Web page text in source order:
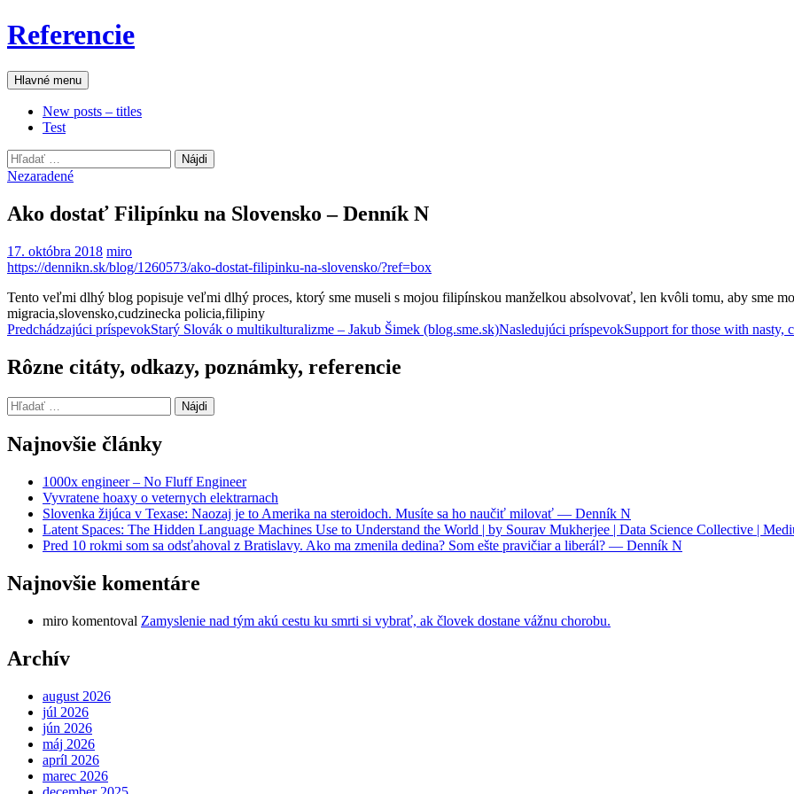
Preskočiť
na
Referencie
Hľadať
Hlavné menu
New posts – titles
Test
Hľadať:
Nezaradené
Ako dostať Filipínku na Slovensko – Denník N
17. októbra 2018 miro
https://dennikn.sk/blog/1260573/ako-dostat-filipinku-na-slovensko/?ref=box
Tento veľmi dlhý blog popisuje veľmi dlhý proces, ktorý sme museli s mojou filipínskou manželkou absolvovať, len kvôli tomu, aby sme
migracia,slovensko,cudzinecka policia,filipiny
Navigácia
článkami
Predchádzajúci príspevokStarý Slovák o multikulturalizme – Jakub Šimek (blog.sme.sk)Nasledujúci príspevokSupport for those with nasty,
Rôzne citáty, odkazy, poznámky, referencie
Hľadať:
Najnovšie články
1000x engineer – No Fluff Engineer
Vyvratene hoaxy o veternych elektrarnach
Slovenka žijúca v Texase: Naozaj je to Amerika na steroidoch. Musíte sa ho naučiť milovať — Denník N
Latent Spaces: The Hidden Language Machines Use to Understand the World | by Sourav Mukherjee | Data Science Collective |
Pred 10 rokmi som sa odsťahoval z Bratislavy. Ako ma zmenila dedina? Som ešte pravičiar a liberál? — Denník N
Najnovšie komentáre
miro komentoval Zamyslenie nad tým akú cestu ku smrti si vybrať, ak človek dostane vážnu chorobu.
Archív
august 2026
júl 2026
jún 2026
máj 2026
apríl 2026
marec 2026